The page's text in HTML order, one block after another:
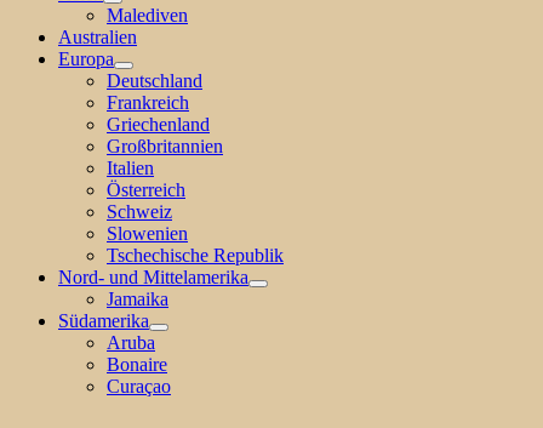
Malediven
Australien
Europa
Deutschland
Frankreich
Griechenland
Großbritannien
Italien
Österreich
Schweiz
Slowenien
Tschechische Republik
Nord- und Mittelamerika
Jamaika
Südamerika
Aruba
Bonaire
Curaçao